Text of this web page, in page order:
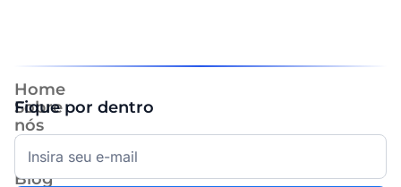
Home
Sobre
nós
Ecossistema
Portfólio
Blog
Fique por dentro